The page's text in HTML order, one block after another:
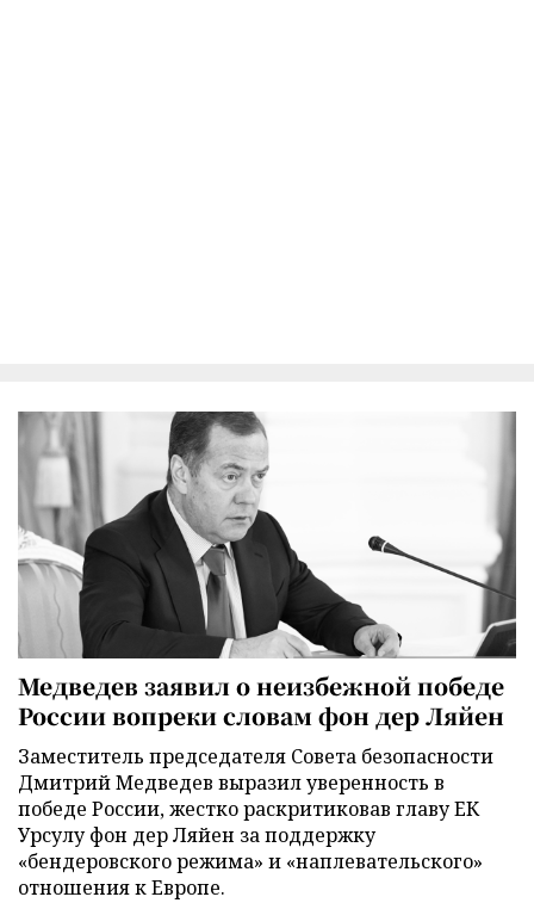
Медведев заявил о неизбежной победе
России вопреки словам фон дер Ляйен
Заместитель председателя Совета безопасности
Дмитрий Медведев выразил уверенность в
победе России, жестко раскритиковав главу ЕК
Урсулу фон дер Ляйен за поддержку
«бендеровского режима» и «наплевательского»
отношения к Европе.